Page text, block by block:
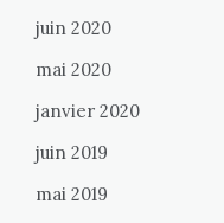
juin 2020
mai 2020
janvier 2020
juin 2019
mai 2019